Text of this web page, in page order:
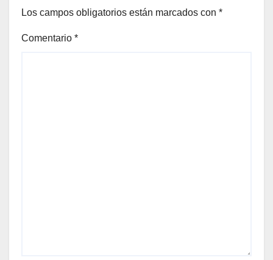
Los campos obligatorios están marcados con *
Comentario *